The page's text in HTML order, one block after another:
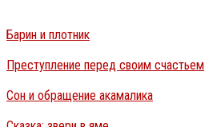
Барин и плотник
Преступление перед своим счастьем
Сон и обращение акамалика